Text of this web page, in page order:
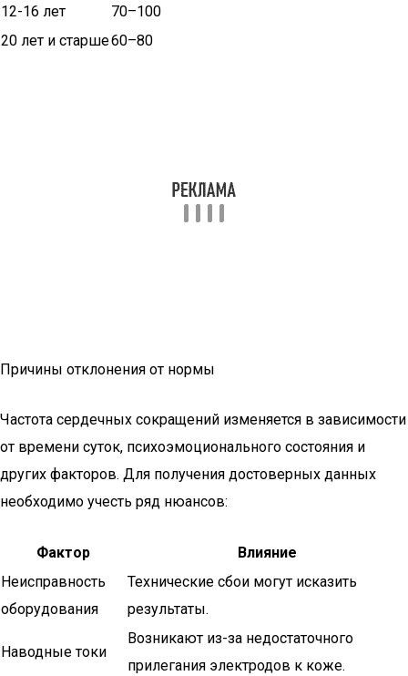
12-16 лет
70–100
20 лет и старше60–80
Причины отклонения от нормы
Частота сердечных сокращений изменяется в зависимости
от времени суток, психоэмоционального состояния и
других факторов. Для получения достоверных данных
необходимо учесть ряд нюансов:
Фактор
Влияние
Неисправность
оборудования
Технические сбои могут исказить
результаты.
Наводные токи
Возникают из-за недостаточного
прилегания электродов к коже.